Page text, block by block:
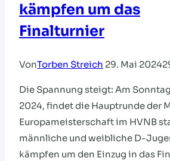
kämpfen um das
Finalturnier
VonTorben Streich 29. Mai 2024
Die Spannung steigt: Am
2024, findet die Hauptrunde der
Europameisterschaft im HVNB
männliche und weibliche D-
kämpfen um den Einzug in das